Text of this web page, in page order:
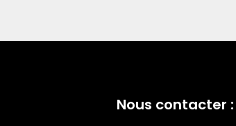
Nous contacter :